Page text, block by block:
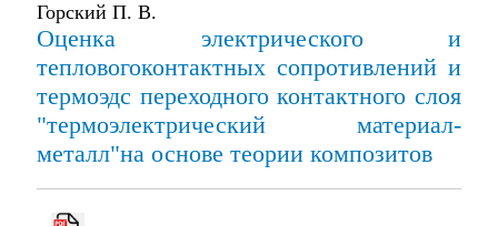
Горский П. В.
Оценка электрического и
тепловогоконтактных сопротивлений и
термоэдс переходного контактного слоя
"термоэлектрический материал-
металл"на основе теории композитов